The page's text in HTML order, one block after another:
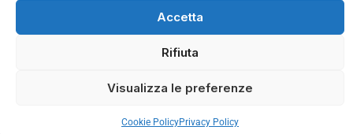
Accetta
Rifiuta
Visualizza le preferenze
Cookie PolicyPrivacy Policy